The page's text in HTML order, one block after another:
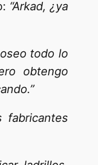
“Arkad, ¿ya
todo lo
obtengo
fabricantes